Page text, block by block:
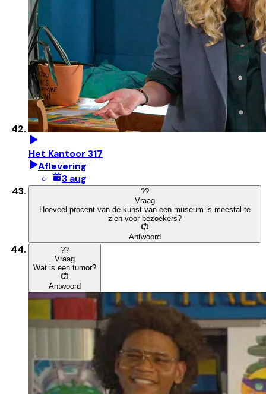
Het Kantoor 317
Aflevering
3 aug
??
Vraag
Hoeveel procent van de kunst van een museum is meestal te
zien voor bezoekers?
Antwoord
??
Vraag
Wat is een tumor?
Antwoord